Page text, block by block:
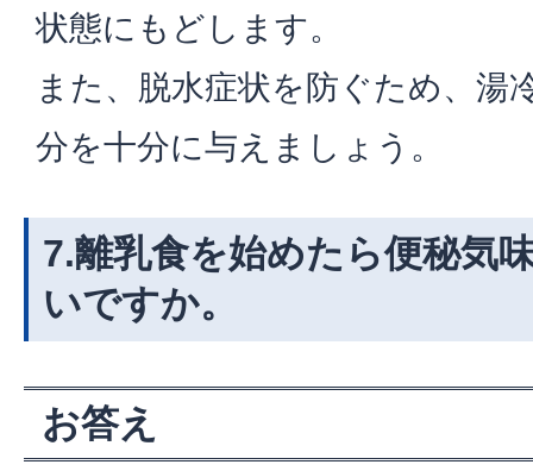
状態にもどします。
また、脱水症状を防ぐため、湯
分を十分に与えましょう。
7.離乳食を始めたら便秘気
いですか。
お答え